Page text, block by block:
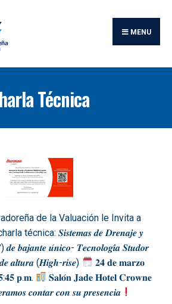
MENU
Técnica
de la Valuación le Invita a
técnica: 𝑺𝒊𝒔𝒕𝒆𝒎𝒂𝒔 𝒅𝒆 𝑫𝒓𝒆𝒏𝒂𝒋𝒆 𝒚
𝒃𝒂𝒋𝒂𝒏𝒕𝒆 𝒖́𝒏𝒊𝒄𝒐- 𝑻𝒆𝒄𝒏𝒐𝒍𝒐𝒈𝒊́𝒂 𝑺𝒕𝒖𝒅𝒐𝒓
𝒂𝒍𝒕𝒖𝒓𝒂 (𝑯𝒊𝒈𝒉-𝒓𝒊𝒔𝒆)
𝟐𝟒 𝐝𝐞 𝐦𝐚𝐫𝐳𝐨
𝐩.𝐦.
𝐒𝐚𝐥𝐨́𝐧 𝐉𝐚𝐝𝐞 𝐇𝐨𝐭𝐞𝐥 𝐂𝐫𝐨𝐰𝐧𝐞
𝒄𝒐𝒏𝒕𝒂𝒓 𝒄𝒐𝒏 𝒔𝒖 𝒑𝒓𝒆𝒔𝒆𝒏𝒄𝒊𝒂